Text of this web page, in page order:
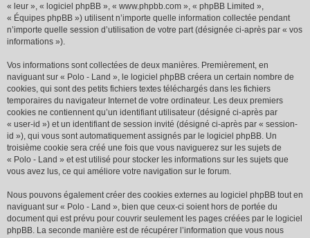
« leur », « logiciel phpBB », « www.phpbb.com », « phpBB Limited »,
« Équipes phpBB ») utilisent n’importe quelle information collectée pendant
n’importe quelle session d’utilisation de votre part (désignée ci-après par « vos
informations »).
Vos informations sont collectées de deux manières. Premièrement, en
naviguant sur « Polo - Land », le logiciel phpBB créera un certain nombre de
cookies, qui sont des petits fichiers textes téléchargés dans les fichiers
temporaires du navigateur Internet de votre ordinateur. Les deux premiers
cookies ne contiennent qu’un identifiant utilisateur (désigné ci-après par
« user-id ») et un identifiant de session invité (désigné ci-après par « session-
id »), qui vous sont automatiquement assignés par le logiciel phpBB. Un
troisième cookie sera créé une fois que vous naviguerez sur les sujets de
« Polo - Land » et est utilisé pour stocker les informations sur les sujets que
vous avez lus, ce qui améliore votre navigation sur le forum.
Nous pouvons également créer des cookies externes au logiciel phpBB tout en
naviguant sur « Polo - Land », bien que ceux-ci soient hors de portée du
document qui est prévu pour couvrir seulement les pages créées par le logiciel
phpBB. La seconde manière est de récupérer l’information que vous nous